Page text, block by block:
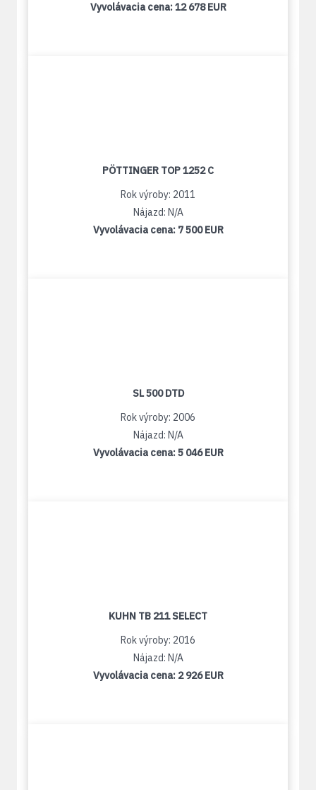
Vyvolávacia cena:12 678 EUR
PÖTTINGER TOP 1252 C
Rok výroby: 2011
Nájazd: N/A
Vyvolávacia cena: 7 500 EUR
SL 500 DTD
Rok výroby: 2006
Nájazd: N/A
Vyvolávacia cena:5 046 EUR
KUHN TB 211 SELECT
Rok výroby: 2016
Nájazd: N/A
Vyvolávacia cena: 2 926 EUR